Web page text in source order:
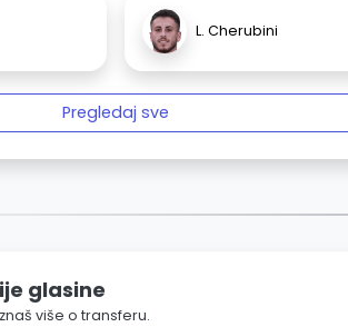
L. Cherubini
Pregledaj sve
glasine
više o transferu.